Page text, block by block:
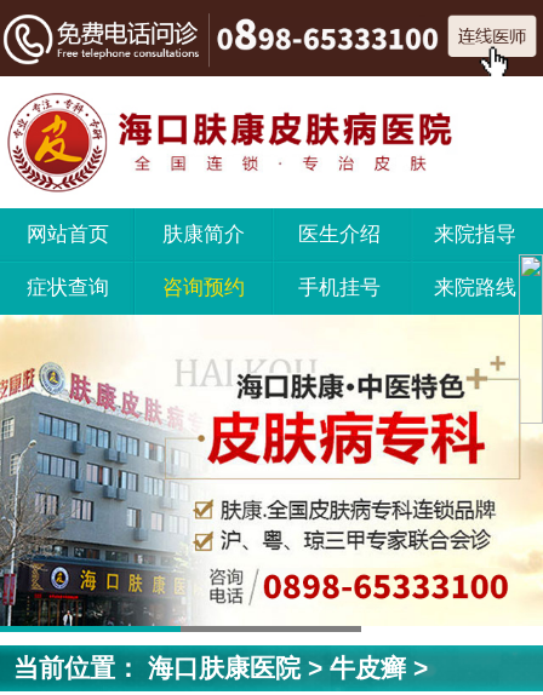
网站首页 肤康简介 医生介绍 来院指导
症状查询 咨询预约 手机挂号 来院路线
当前位置：海口肤康医院>牛皮癣 >